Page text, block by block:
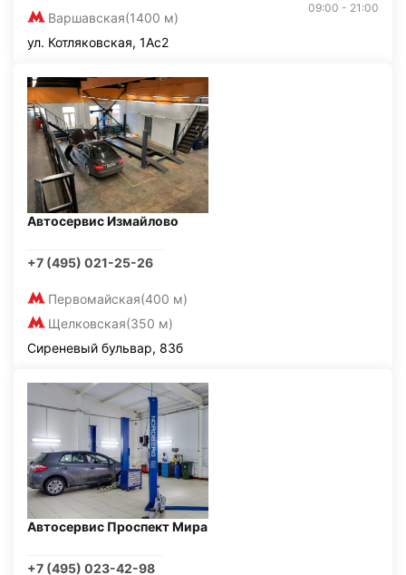
Варшавская(1400 м)
09:00 - 21:00
ул. Котляковская, 1Ас2
Автосервис Измайлово
+7 (495) 021-25-26
Первомайская(400 м)
Щелковская(350 м)
Сиреневый бульвар, 83б
Автосервис Проспект Мира
+7 (495) 023-42-98